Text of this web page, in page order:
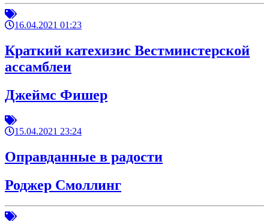
16.04.2021 01:23
Краткий катехизис Вестминстерской
ассамблеи
Джеймс Фишер
15.04.2021 23:24
Оправданные в радости
Роджер Смоллинг